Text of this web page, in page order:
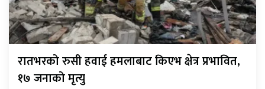
रातभरको रुसी हवाई हमलाबाट किएभ क्षेत्र प्रभावित,
१७ जनाको मृत्यु